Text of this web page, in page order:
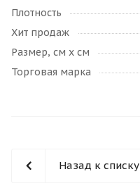
Плотность
Хит продаж
Размер, см х см
Торговая марка
Назад к списку